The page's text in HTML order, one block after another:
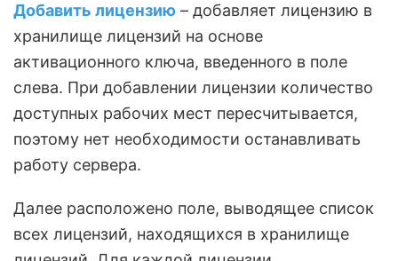
Добавить лицензию – добавляет лицензию в
хранилище лицензий на основе
активационного ключа, введенного в поле
слева. При добавлении лицензии количество
доступных рабочих мест пересчитывается,
поэтому нет необходимости останавливать
работу сервера.
Далее расположено поле, выводящее список
всех лицензий, находящихся в хранилище